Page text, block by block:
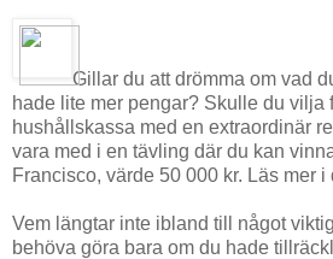
Gillar du att drömma om vad
hade lite mer pengar? Skulle du vilja
hushållskassa med en extraordinär
vara med i en tävling där du kan
Francisco, värde 50 000 kr. Läs mer i
Vem längtar inte ibland till något
behöva göra bara om du hade